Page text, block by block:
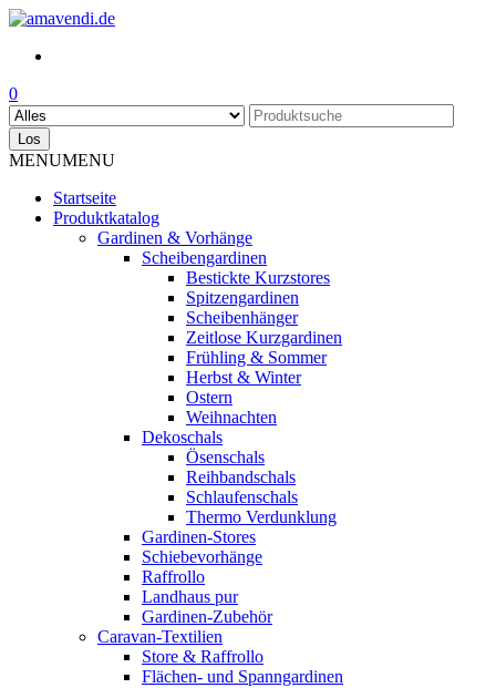
Skip
0
Los
MENUMENU
Startseite
Produktkatalog
Gardinen & Vorhänge
Scheibengardinen
Bestickte Kurzstores
Spitzengardinen
Scheibenhänger
Zeitlose Kurzgardinen
Frühling & Sommer
Herbst & Winter
Ostern
Weihnachten
Dekoschals
Ösenschals
Reihbandschals
Schlaufenschals
Thermo Verdunklung
Gardinen-Stores
Schiebevorhänge
Raffrollo
Landhaus pur
Gardinen-Zubehör
Caravan-Textilien
Store & Raffrollo
Flächen- und Spanngardinen